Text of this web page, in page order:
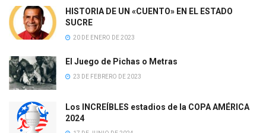
HISTORIA DE UN «CUENTO» EN EL ESTADO
SUCRE
20 DE ENERO DE 2023
El Juego de Pichas o Metras
23 DE FEBRERO DE 2023
Los INCREÍBLES estadios de la COPA AMÉRICA
2024